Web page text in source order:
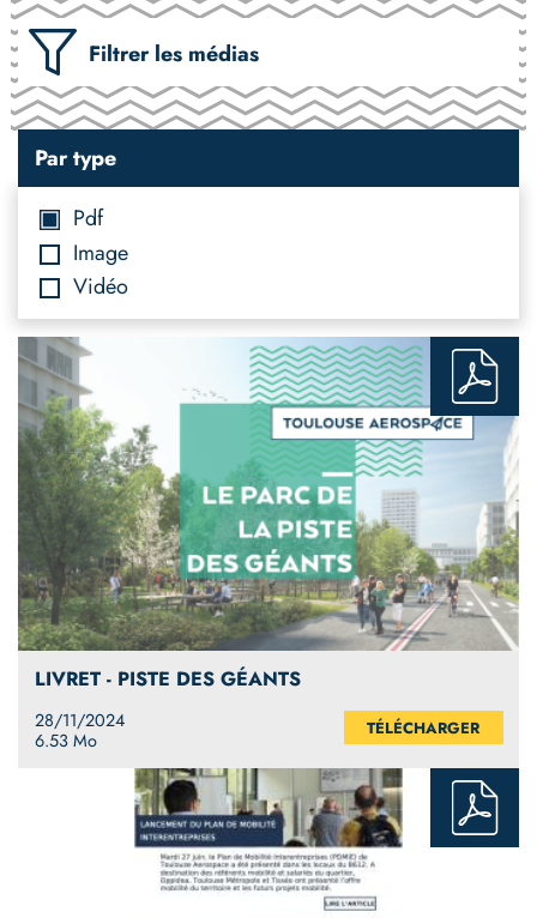
Filtrer les médias
Par type
Pdf
Image
Vidéo
LIVRET - PISTE DES GÉANTS
28/11/2024
6.53 Mo
TÉLÉCHARGER